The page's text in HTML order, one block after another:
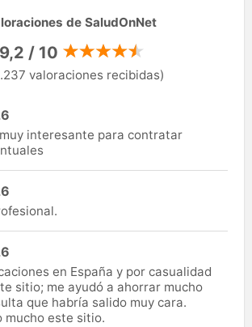
de SaludOnNet
9,2 / 10
valoraciones recibidas)
interesante para contratar
en España y por casualidad
sitio; me ayudó a ahorrar mucho
que habría salido muy cara.
mucho este sitio.